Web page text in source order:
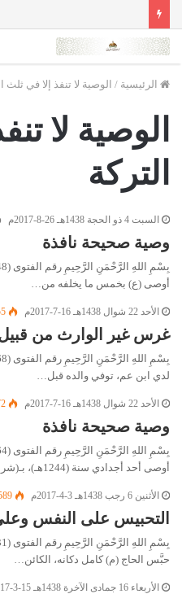
الرئيسية / الوصية لا تنفذ إلا في ثلث
الوصية لا
التركة
السبت 4 ذو الحجة 1438هـ 26-8-2017م
وصية صحيحة نافذة
أوصى (ع) بخمس ما يخلفه من…
الأحد 22 شوال 1438هـ 16-7-2017م
غرس غير الوارث من
لدي ابن عم، توفي والده قبل…
الأحد 22 شوال 1438هـ 16-7-2017م
وصية صحيحة نافذة
أوصى أحد أجدادي سنة (1244هـ)، بـ(شراك):…
الأثنين 6 رجب 1438هـ 3-4-2017م
التحبيس على النفس
حبَّس الحاج (م) كامل دكانه، الكائن…
الأربعاء 16 جمادى الآخرة 1438هـ 15-3-2017م